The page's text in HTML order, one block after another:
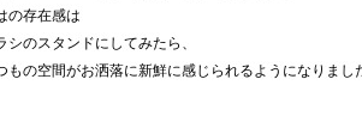
の存在感は
シのスタンドにしてみたら、
もの空間がお洒落に新鮮に感じられるようになりまし